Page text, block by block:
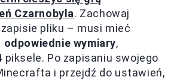
Czarnobyla. Zachowaj
pliku – musi mieć
odpowiednie wymiary,
piksele. Po zapisaniu swojego
i przejdź do ustawień,